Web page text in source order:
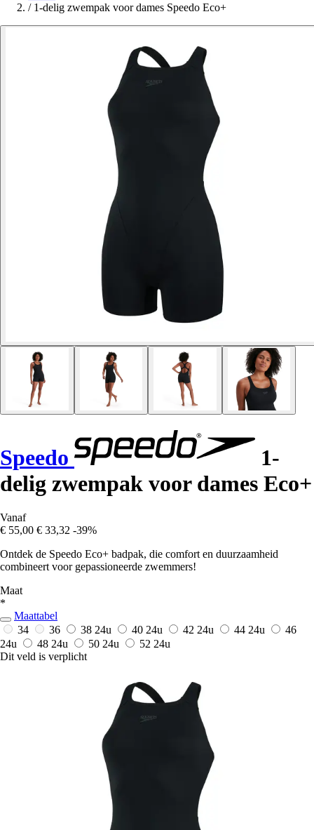
/ 1-delig zwempak voor dames Speedo Eco+
Speedo
1-
delig zwempak voor dames Eco+
Vanaf
€ 55,00 € 33,32 -39%
Ontdek de Speedo Eco+ badpak, die comfort en duurzaamheid
combineert voor gepassioneerde zwemmers!
Maat
*
Maattabel
34
36 38 24u 40 24u 42 24u 44 24u
46
24u
48 24u 50 24u 52 24u
Dit veld is verplicht